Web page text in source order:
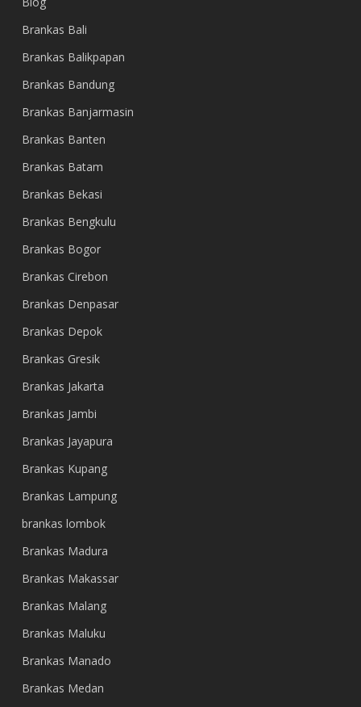
Brankas Bali
Brankas Balikpapan
Brankas Bandung
Brankas Banjarmasin
Brankas Banten
Brankas Batam
Brankas Bekasi
Brankas Bengkulu
Brankas Bogor
Brankas Cirebon
Brankas Denpasar
Brankas Depok
Brankas Gresik
Brankas Jakarta
Brankas Jambi
Brankas Jayapura
Brankas Kupang
Brankas Lampung
brankas lombok
Brankas Madura
Brankas Makassar
Brankas Malang
Brankas Maluku
Brankas Manado
Brankas Medan